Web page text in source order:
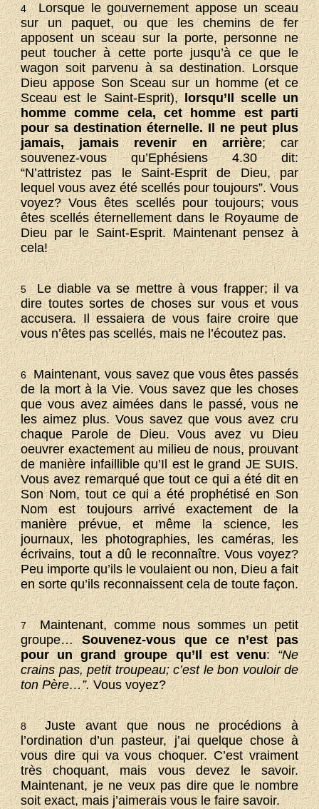
4Lorsque le gouvernement appose un sceau
sur un paquet, ou que les chemins de fer
apposent un sceau sur la porte, personne ne
peut toucher à cette porte jusqu’à ce que le
wagon soit parvenu à sa destination. Lorsque
Dieu appose Son Sceau sur un homme (et ce
Sceau est le Saint-Esprit), lorsqu’Il scelle un
homme comme cela, cet homme est parti
pour sa destination éternelle. Il ne peut plus
jamais, jamais revenir en arrière; car
souvenez-vous qu’Ephésiens 4.30 dit:
“N’attristez pas le Saint-Esprit de Dieu, par
lequel vous avez été scellés pour toujours”. Vous
voyez? Vous êtes scellés pour toujours; vous
êtes scellés éternellement dans le Royaume de
Dieu par le Saint-Esprit. Maintenant pensez à
cela!
5Le diable va se mettre à vous frapper; il va
dire toutes sortes de choses sur vous et vous
accusera. Il essaiera de vous faire croire que
vous n’êtes pas scellés, mais ne l’écoutez pas.
6Maintenant, vous savez que vous êtes passés
de la mort à la Vie. Vous savez que les choses
que vous avez aimées dans le passé, vous ne
les aimez plus. Vous savez que vous avez cru
chaque Parole de Dieu. Vous avez vu Dieu
oeuvrer exactement au milieu de nous, prouvant
de manière infaillible qu’Il est le grand JE SUIS.
Vous avez remarqué que tout ce qui a été dit en
Son Nom, tout ce qui a été prophétisé en Son
Nom est toujours arrivé exactement de la
manière prévue, et même la science, les
journaux, les photographies, les caméras, les
écrivains, tout a dû le reconnaître. Vous voyez?
Peu importe qu’ils le voulaient ou non, Dieu a fait
en sorte qu’ils reconnaissent cela de toute façon.
7Maintenant, comme nous sommes un petit
groupe…Souvenez-vous que ce n’est pas
pour un grand groupe qu’Il est venu: “Ne
crains pas, petit troupeau; c’est le bon vouloir de
ton Père…”.Vous voyez?
8Juste avant que nous ne procédions à
l’ordination d’un pasteur, j’ai quelque chose à
vous dire qui va vous choquer. C’est vraiment
très choquant, mais vous devez le savoir.
Maintenant, je ne veux pas dire que le nombre
soit exact, mais j’aimerais vous le faire savoir.